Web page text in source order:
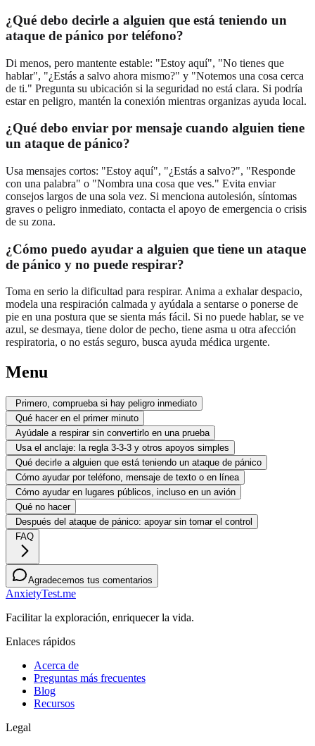
¿Qué debo decirle a alguien que está teniendo un
ataque de pánico por teléfono?
Di menos, pero mantente estable: "Estoy aquí", "No tienes que
hablar", "¿Estás a salvo ahora mismo?" y "Notemos una cosa cerca
de ti." Pregunta su ubicación si la seguridad no está clara. Si podría
estar en peligro, mantén la conexión mientras organizas ayuda local.
¿Qué debo enviar por mensaje cuando alguien tiene
un ataque de pánico?
Usa mensajes cortos: "Estoy aquí", "¿Estás a salvo?", "Responde
con una palabra" o "Nombra una cosa que ves." Evita enviar
consejos largos de una sola vez. Si menciona autolesión, síntomas
graves o peligro inmediato, contacta el apoyo de emergencia o crisis
de su zona.
¿Cómo puedo ayudar a alguien que tiene un ataque
de pánico y no puede respirar?
Toma en serio la dificultad para respirar. Anima a exhalar despacio,
modela una respiración calmada y ayúdala a sentarse o ponerse de
pie en una postura que se sienta más fácil. Si no puede hablar, se ve
azul, se desmaya, tiene dolor de pecho, tiene asma u otra afección
respiratoria, o no estás seguro, busca ayuda médica urgente.
Menu
Primero, comprueba si hay peligro inmediato
Qué hacer en el primer minuto
Ayúdale a respirar sin convertirlo en una prueba
Usa el anclaje: la regla 3-3-3 y otros apoyos simples
Qué decirle a alguien que está teniendo un ataque de pánico
Cómo ayudar por teléfono, mensaje de texto o en línea
Cómo ayudar en lugares públicos, incluso en un avión
Qué no hacer
Después del ataque de pánico: apoyar sin tomar el control
FAQ
Agradecemos tus comentarios
AnxietyTest.me
Facilitar la exploración, enriquecer la vida.
Enlaces rápidos
Acerca de
Preguntas más frecuentes
Blog
Recursos
Legal